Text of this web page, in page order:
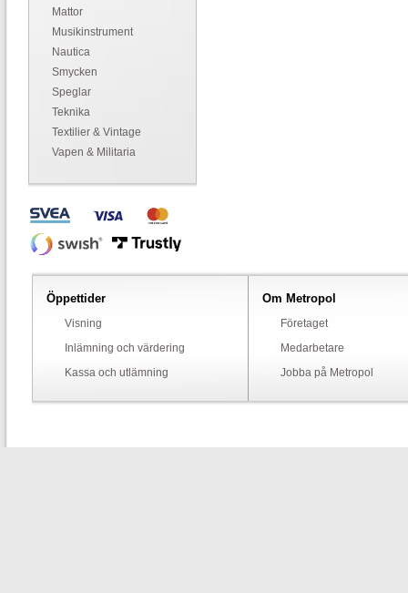
Mattor
Musikinstrument
Nautica
Smycken
Speglar
Teknika
Textilier & Vintage
Vapen & Militaria
Öppettider
Visning
Inlämning och värdering
Kassa och utlämning
Om Metropol
Företaget
Medarbetare
Jobba på Metropol